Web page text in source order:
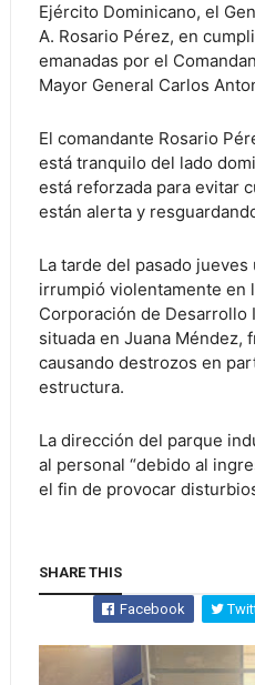
Ejército Dominicano, el
A. Rosario Pérez, en
emanadas por el
Mayor General Carlos
El comandante Rosario
está tranquilo del lado
está reforzada para evitar
están alerta y
La tarde del pasado
irrumpió violentamente en
Corporación de Desarrollo
situada en Juana Méndez,
causando destrozos en
estructura.
La dirección del parque
al personal “debido al
el fin de provocar
SHARE THIS
Facebook